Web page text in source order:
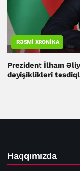
RƏSMI XRONIKA
Prezident İlham
dəyişiklikləri
Haqqımızda